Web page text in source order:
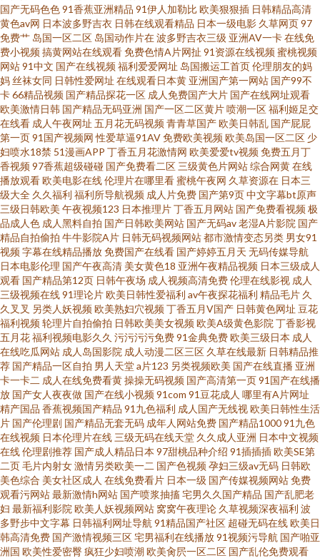
导航app AV人人摸超碰 俺去啦影音先锋 99这里有精品 精品国产乱色 成人免
费视频网站 国产激情文学自拍视频 豆花吃瓜每日视频在线 操婷婷导航 AV狼
人插 www激情 俺来也五月天伦理 A片国产 激情婷婷丁香色 污污色色的视频
在线看 黑丝露胸抖胸美女 自拍h网 TS性爱综合 91n处女在线 婷婷在线超碰 久
久午夜福利专区 91大神唐伯虎520 日本伦理在线观看 91视频免费网站 黑料
AV社区 国产午夜福利二区 高清无码一本二本 精东肏屄 久草在线网 九一视频
wwww 久久福利资源 精品传媒精品网站 国产精品一区二区陕西 豆花黑料看
片跳转 不卡福利导航 99这里是精品 肏屄视频在线看 www污天堂 av大片在线
影视 91最新播放地址 91偷拍色图 91社区免费视频 91看片婬黄大片网址 91
花探 91观看国产白丝 91视频在线观 91亚洲不用下载免费 97干逼 91性福利
导航 91直接观看网站 99草视频在线 91在线看视频 91在线艹精品 俺也去色官
网站 成人91豆花官网 超碰碰一本道 成福利最新精品无码 不卡午夜东京热
www福利姬com AV不卡网站网址 92AV网站 avav九九 91在线视频国 新不卡
的av在线网站 午夜剧场男人天堂 婷婷情情亚洲综合亚洲 色欲一期二期 日韩
三级麻豆 日本精品久久青青传媒 色色91 ts性爱视频网站 精品国内 精品国产
精 国产综合日韩 国产精品资源 国产高清二区 国产精品国产精品国产 国产福
国产无码色色91香蕉亚洲精品 91伊人加勒比欧美狠狠插 日韩精品高清
黄色av网 日本波多野吉衣 日韩在线观看精品 日本一级电影 久草网页97
免费艹 岛国一区二区 岛国动作片在波多野吉衣三级 亚洲AV一卡在线免
费小视频搞黄网站在线观看免费色情A片网扯 91资源在线视频蜜桃视频
网站91中文 国产在线视频福利爱爱网址 岛国搬运工首页伦理朋友的妈
妈丝袜女同 日韩性爱网址 在线观看日本黄 亚洲国产第一网站 国产99不
卡66精品视频 国产精品探花一区 成人免费国产大片 国产在线网址观看
欧美激情日韩 国产精品无码亚洲 国产一区二区黄片喷潮一区福利姬足交
在线看 成人午夜网址 五月花无码视频青青草国产欧美日韩乱 国产屁屁
第一页91国产视频网 性爱草逼91AV免费欧美视频欧美岛国一区二区 少
妇喷水18禁 51漫画APP 丁香五月花激情网 欧美爱爱tv视频免费五月丁
香视频97香蕉超级碰碰 国产免费看二区 三级黄色片网站综合网黄在线
播放观看欧美电影在线伦理片在哪里看蜜桃午夜网 久草资源在 日本三
级大全 久久福利 福利所导航视频 成人片免费 国产第9页中文字幕bt原声
三级日韩欧美 午夜视频123 日本推理片丁香五月网站 国产免费看视频极
品成人色 成人黑料自拍 国产日韩欧美网站 国产无码av老湿A片影院 国产
精品自拍偷拍 牛牛影院A片 日韩无码视频网站都市激情变态另类 男女91
视频字幕在线精品播放免费国产在线看 国产婷婷五月天 无码传媒导航
日本电影伦理 国产午夜高清 美女黄色18 亚洲午夜精品视频 日本三级成人
观看 国产精品第12页 日韩午夜场 成人视频高清免费伦理在线影视 成人
三级视频在线91理论片欧美日韩性爱福利 av午夜探花福利 精品毛片 久
久叉叉 另类人妖视频欧美熟妇穴视频丁香五月V国产 日韩黄色网址 豆花
福利视频轮理片自拍偷拍 日韩欧美美女视频欧美A级黄色影院 丁香影视
五月花福利视频电影久久 污污污污免费91金典免费欧美三级日本 成人
在线吃瓜网站 成人岛国影院 成人动漫二区三区 久草在线最新 日韩精品推
荐 国产精品一区自拍 男人天堂a片123 另类视频欧美 国产在线直播 亚洲
卡一卡二 成人在线免费看黄操操无码视频 国产高清第一页91国产在线播
放 国产女人夜夜做 国产在线小视频91com 91豆花成人 哪里有A片网址
精产国品 香蕉视频国产精品 91九色福利 成人国产无线视欧美日韩性生活
片 国产伦理剧 国产精品无套无码 成年人网站免费 国产精品100091九色
在线视频 日本伦理片在线 三级无码在线天堂 久久成人亚洲 日本中文视频
在线伦理剧推荐 国产成人精品日本 97甜桃品种介绍 91插插插欧美SE第
二页毛片内射女激情另类欧美一二 国产色视频孕妇三级av无码 日韩欧
美色综合 美女社区成人 在线免费看片 日本一级 国产传媒视频网站免费
观看污网站最新激情h网站 国产喷浆抽搐宅男久久国产精品 国产乱肥老
妇 最新福利影院 欧美人妖视频网站 窝窝午夜理论 久草视频深夜福利 波
多野步中文字幕 日韩福利网址导航 91精品国产社区 超碰无码在线欧美日
韩高清免费 国产激情视频三区宅男福利在线播放91视频污导航 国产啪亚
洲国 欧美性爱密臀疯狂少妇喷潮欧美肏屄一区二区 国产乱伦免费观看